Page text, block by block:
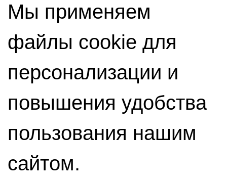
Мы применяем
файлы cookie для
персонализации и
повышения удобства
пользования нашим
сайтом.